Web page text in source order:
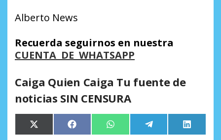
Alberto News
Recuerda seguirnos en nuestra
CUENTA DE WHATSAPP
Caiga Quien Caiga Tu fuente de
noticias SIN CENSURA
Compartir
en
X
(Twitter)
Compartir
en
Facebook Compartir
en
WhatsApp Compartir
en
Telegram
en
LinkedIn